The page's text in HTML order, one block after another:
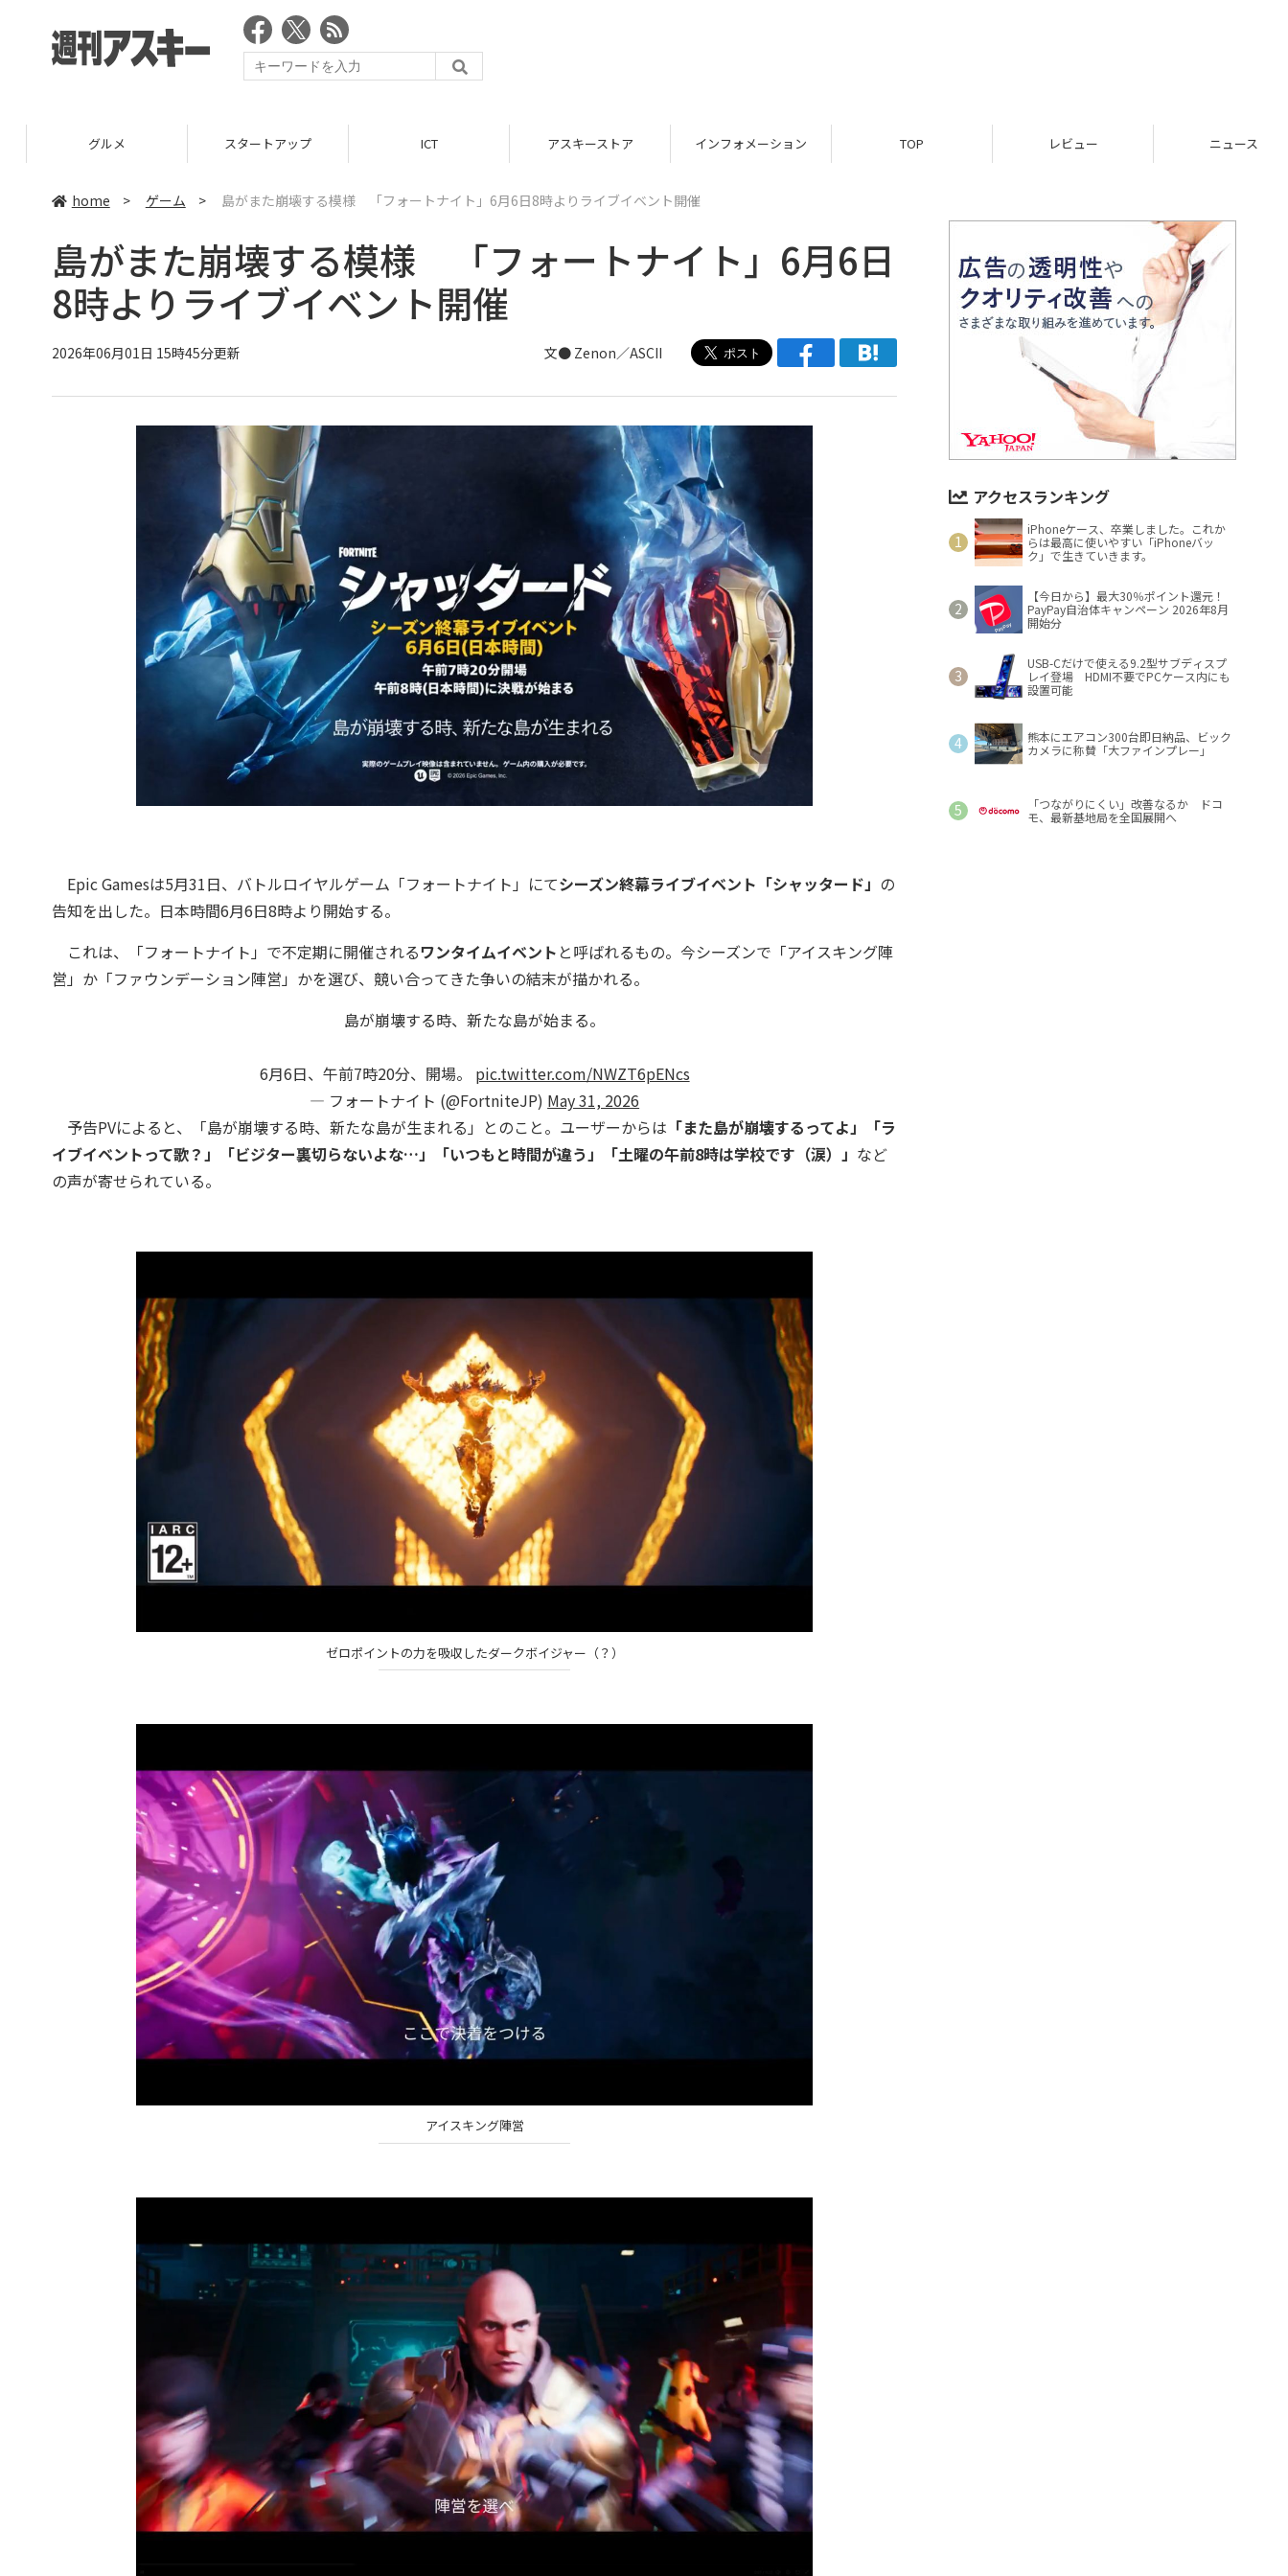
グルメ スタートアップ アスキーストア インフォメーション レビュー ニュース
home > ゲーム > 島がまた崩壊する模様 「フォートナイト」6月6日8時よりライブイベント開催
島がまた崩壊する模様 「フォートナイト」6月6日
8時よりライブイベント開催
2026年06月01日 15時45分更新 文● Zenon／ASCII
Epic Gamesは5月31日、バトルロイヤルゲーム「フォートナイト」にてシーズン終幕ライブイベント「シャッタード」 の
告知を出した。日本時間6月6日8時より開始する。
これは、「フォートナイト」で不定期に開催されるワンタイムイベント と呼ばれるもの。今シーズンで「アイスキング陣
営」か「ファウンデーション陣営」かを選び、競い合ってきた争いの結末が描かれる。
島が崩壊する時、新たな島が始まる。
6月6日、午前7時20分、開場。 pic.twitter.com/NWZT6pENcs
— フォートナイト (@FortniteJP) May 31, 2026
予告PVによると、「島が崩壊する時、新たな島が生まれる」とのこと。ユーザーからは 「また島が崩壊するってよ」「ラ
イブイベントって歌？」「ビジター裏切らないよな…」「いつもと時間が違う」「土曜の午前8時は学校です（涙）」 など
の声が寄せられている。
ゼロポイントの力を吸収したダークボイジャー（？）
アイスキング陣営
アクセスランキング
iPhoneケース、卒業しました。これか
らは最高に使いやすい「iPhoneバッ
ク」で生きていきます。
【今日から】最大30％ポイント還元！
PayPay自治体キャンペーン 2026年8月
開始分
USB-Cだけで使える9.2型サブディスプ
レイ登場 HDMI不要でPCケース内にも
設置可能
熊本にエアコン300台即日納品、ビック
カメラに称賛「大ファインプレー」
「つながりにくい」改善なるか ドコ
モ、最新基地局を全国展開へ